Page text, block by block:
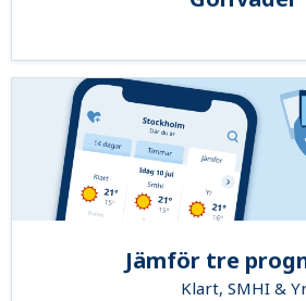
Jämför tre
Klart, SMHI &